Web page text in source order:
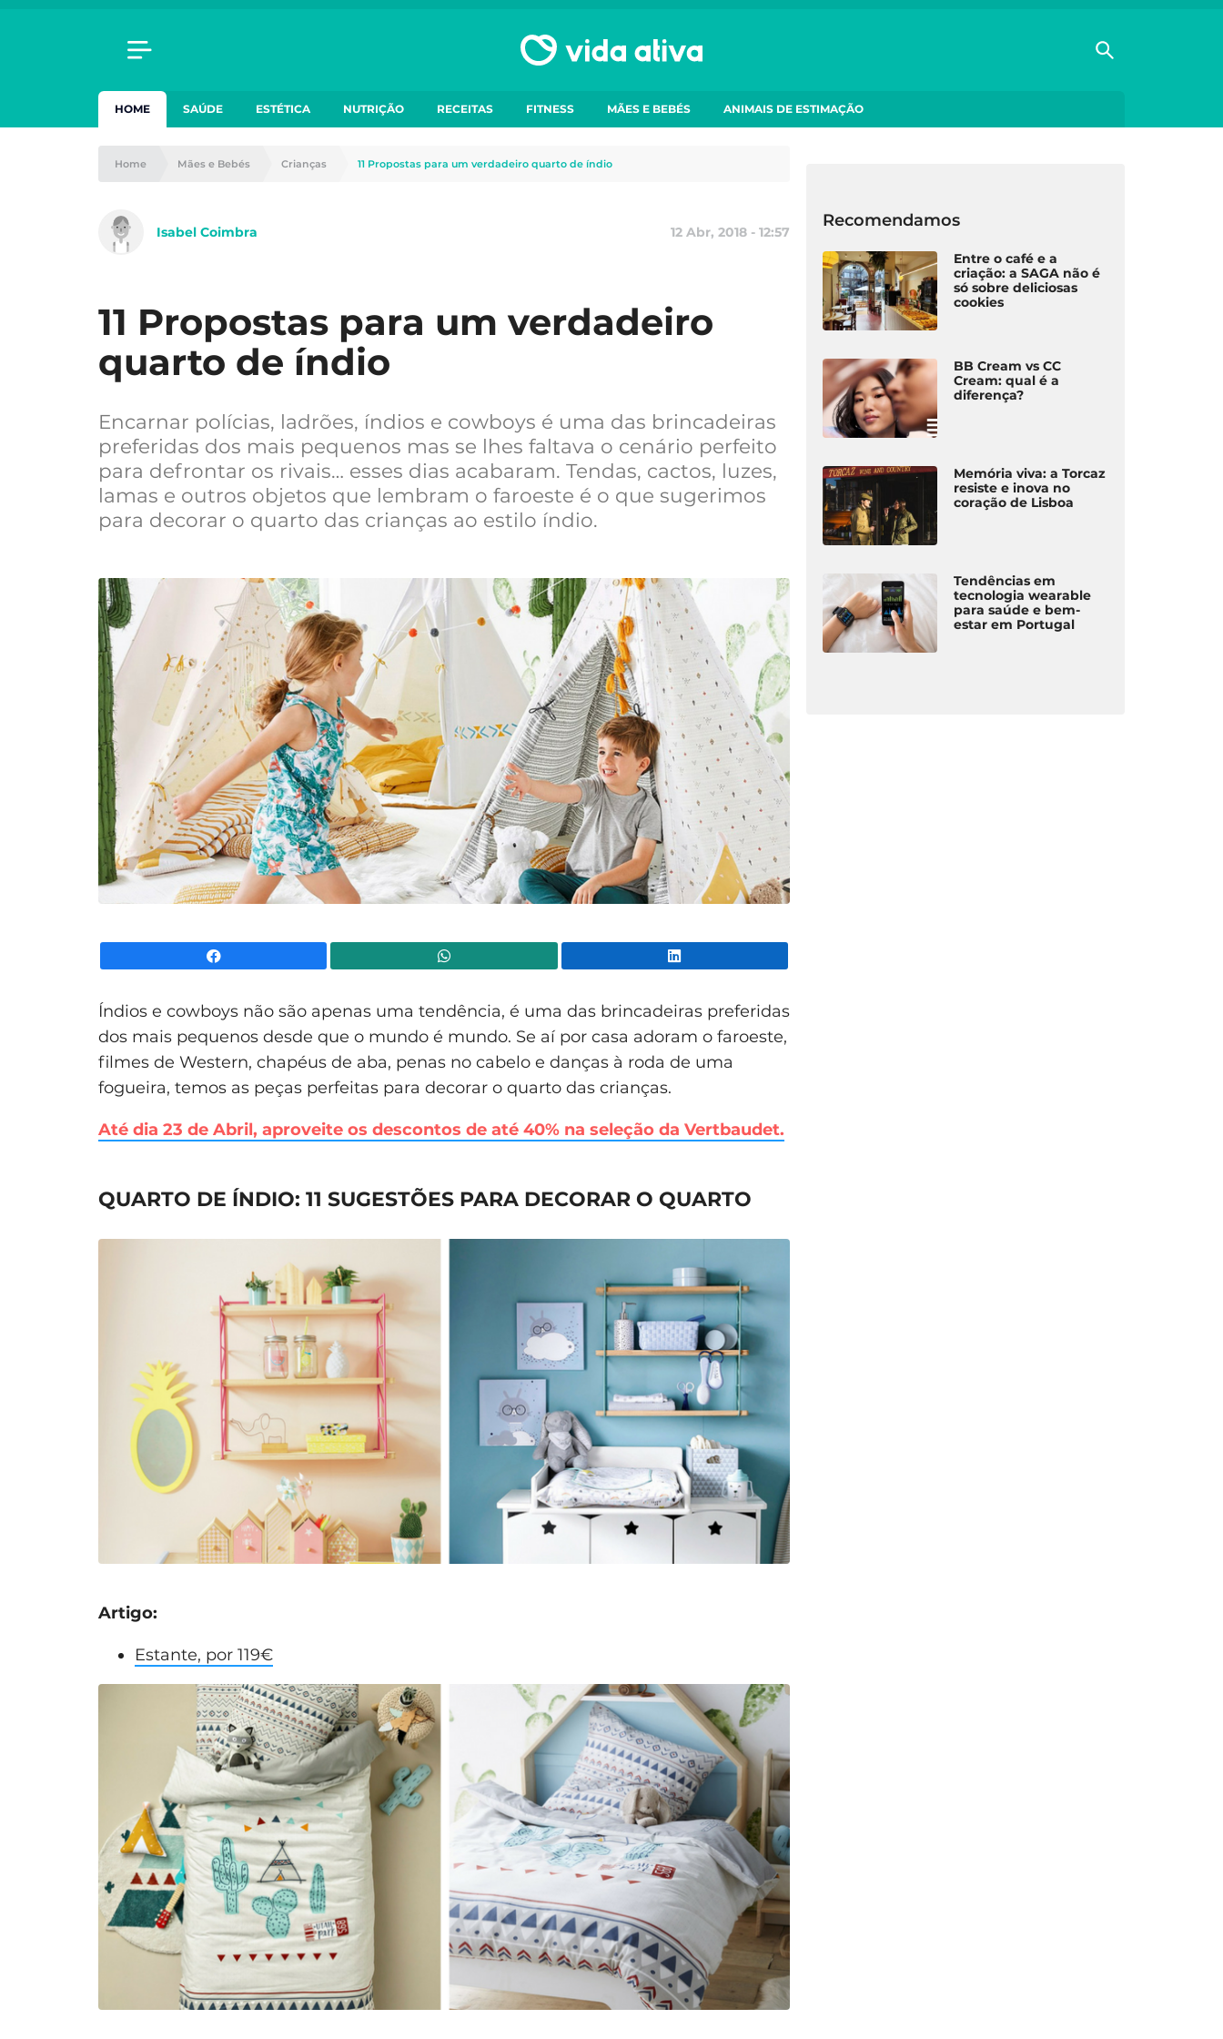
HOME SAÚDE ESTÉTICA NUTRIÇÃO RECEITAS FITNESS MÃES E BEBÉS ANIMAIS DE ESTIMAÇÃO
Home Mães e Bebés Crianças 11 Propostas para um verdadeiro quarto de índio
Isabel Coimbra 12 Abr, 2018 - 12:57
11 Propostas para um verdadeiro
quarto de índio
Encarnar polícias, ladrões, índios e cowboys é uma das brincadeiras
preferidas dos mais pequenos mas se lhes faltava o cenário perfeito
para defrontar os rivais… esses dias acabaram. Tendas, cactos, luzes,
lamas e outros objetos que lembram o faroeste é o que sugerimos
para decorar o quarto das crianças ao estilo índio.
Índios e cowboys não são apenas uma tendência, é uma das brincadeiras preferidas
dos mais pequenos desde que o mundo é mundo. Se aí por casa adoram o faroeste,
filmes de Western, chapéus de aba, penas no cabelo e danças à roda de uma
fogueira, temos as peças perfeitas para decorar o quarto das crianças.
Até dia 23 de Abril, aproveite os descontos de até 40% na seleção da Vertbaudet.
QUARTO DE ÍNDIO: 11 SUGESTÕES PARA DECORAR O QUARTO
Artigo:
Estante, por 119€
Recomendamos
Entre o café e a
criação: a SAGA não é
só sobre deliciosas
cookies
BB Cream vs CC
Cream: qual é a
diferença?
Memória viva: a Torcaz
resiste e inova no
coração de Lisboa
Tendências em
tecnologia wearable
para saúde e bem-
estar em Portugal